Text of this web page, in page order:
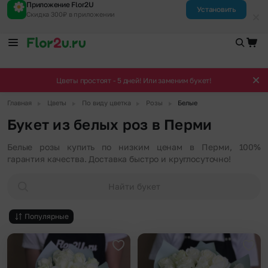
Приложение Flor2U
Скидка 300₽ в приложении
Установить
Цветы простоят - 5 дней! Или заменим букет!
Главная Цветы По виду цветка Розы Белые
Букет из белых роз в Перми
Белые розы купить по низким ценам в Перми, 100%
гарантия качества. Доставка быстро и круглосуточно!
Найти букет
Популярные
Добавить в избранное